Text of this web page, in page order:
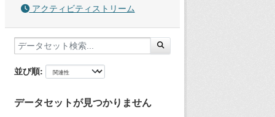
アクティビティストリーム
並び順
データセットが見つかりません